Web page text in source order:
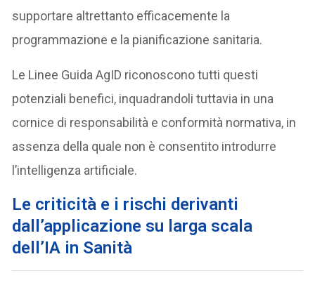
supportare altrettanto efficacemente la
programmazione e la pianificazione sanitaria.
Le Linee Guida AgID riconoscono tutti questi
potenziali benefici, inquadrandoli tuttavia in una
cornice di responsabilità e conformità normativa, in
assenza della quale non è consentito introdurre
l’intelligenza artificiale.
Le criticità e i rischi derivanti
dall’applicazione su larga scala
dell’IA in Sanità